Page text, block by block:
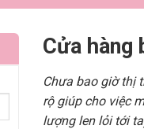
Cửa hàng
Chưa bao giờ thị
rộ giúp cho việc
lượng len lỏi tới